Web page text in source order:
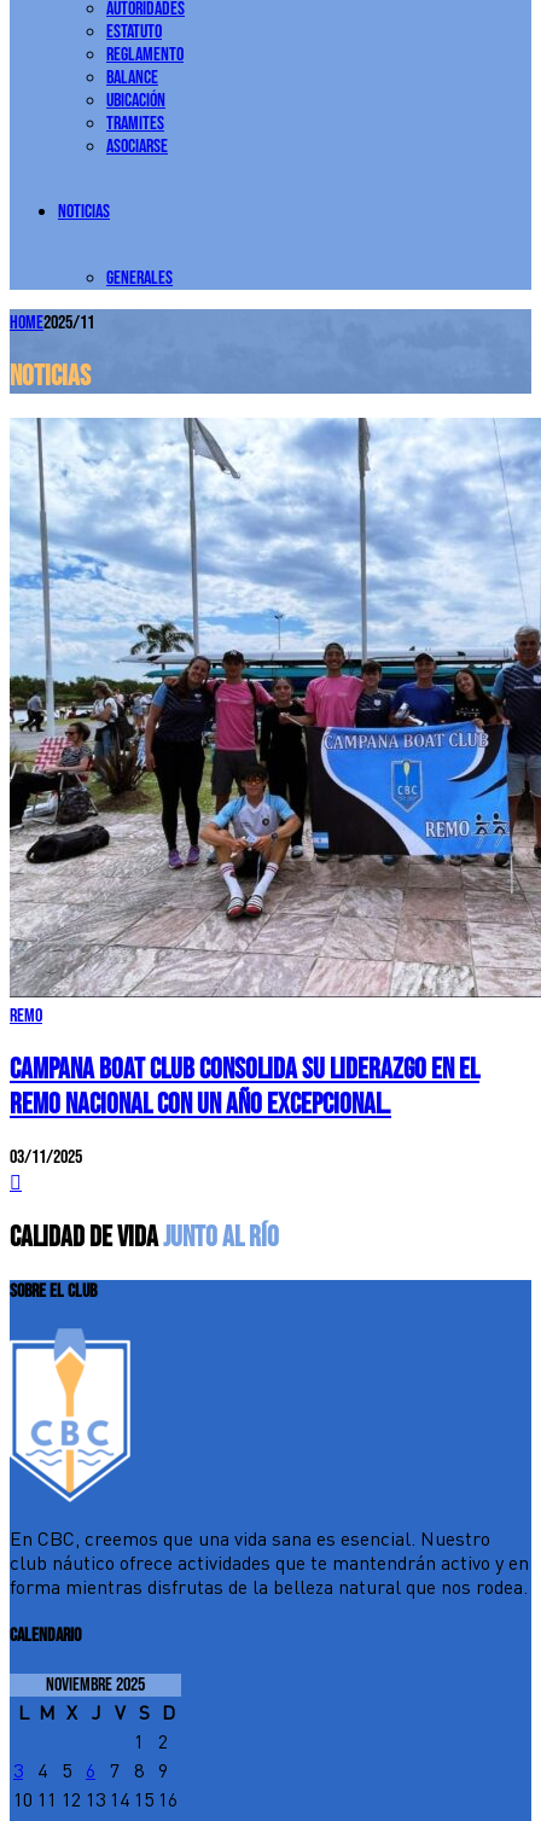
Autoridades
Estatuto
Reglamento
Balance
Ubicación
Tramites
Asociarse
Noticias
Generales
Home2025/11
Noticias
Remo
Campana Boat Club consolida su liderazgo en el
remo nacional con un año excepcional.
03/11/2025
CALIDAD DE VIDAJUNTO AL RÍO
SOBRE EL CLUB
En CBC, creemos que una vida sana es esencial. Nuestro
club náutico ofrece actividades que te mantendrán activo y en
forma mientras disfrutas de la belleza natural que nos rodea.
CALENDARIO
noviembre 2025
L M X J V S D
1
2
3
4 5 6 7 8
9
10 11 12 13 14 15 16